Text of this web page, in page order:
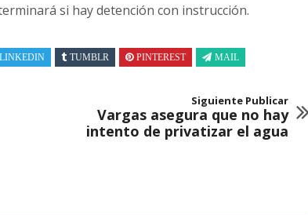
si hay detención con instrucción.
LINKEDIN TUMBLR PINTEREST MAIL
Siguiente Publicar
Vargas asegura que no hay
intento de privatizar el agua